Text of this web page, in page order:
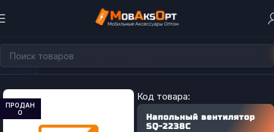
Главная Держатели для телефона
ПРОДАН
О
Код товара:
Напольный вентилятор
SQ-2238C